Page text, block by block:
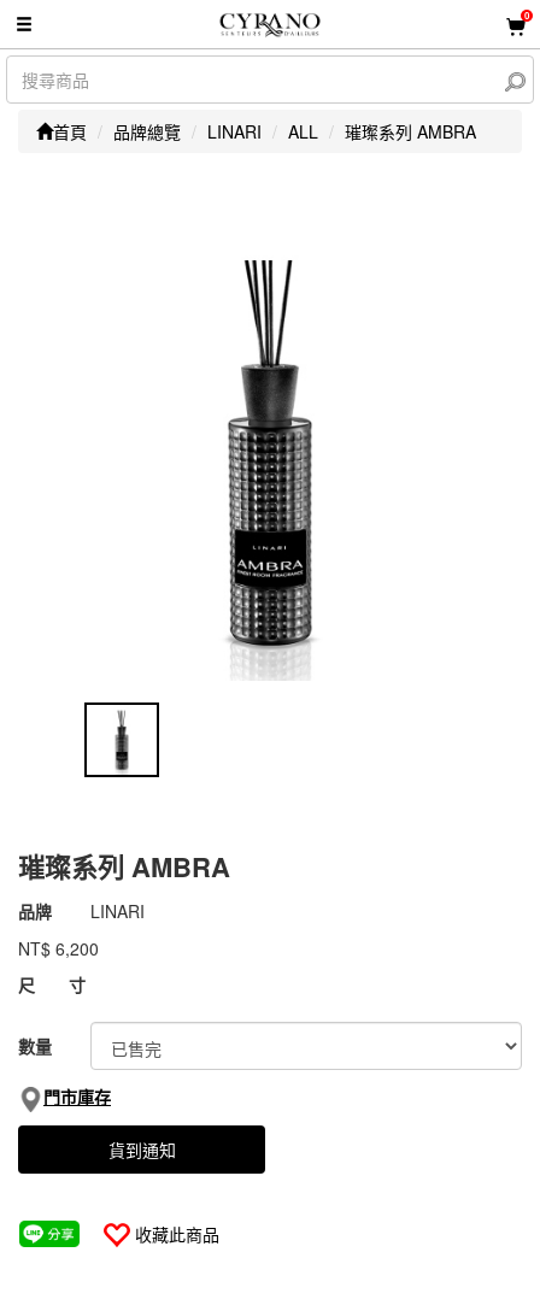
0
首頁 品牌總覽 LINARI ALL 璀璨系列 AMBRA
璀璨系列 AMBRA
商品代號 031bLINARI024
031bLINARI024
品牌
LINARI
NT$ 6,200
GOODS000000000000000913656
尺 寸
數量
門市庫存
貨到通知
收藏此商品